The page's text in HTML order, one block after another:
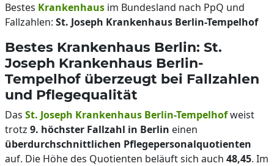
Bestes Krankenhaus im Bundesland nach PpQ und
Fallzahlen: St. Joseph Krankenhaus Berlin-Tempelhof
Bestes Krankenhaus Berlin: St.
Joseph Krankenhaus Berlin-
Tempelhof überzeugt bei Fallzahlen
und Pflegequalität
Das St. Joseph Krankenhaus Berlin-Tempelhofweist
trotz 9. höchster Fallzahl in Berlin einen
überdurchschnittlichen Pflegepersonalquotienten
auf. Die Höhe des Quotienten beläuft sich auch 48,45. Im